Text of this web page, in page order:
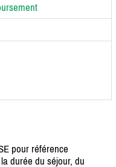
pour référence
durée du séjour, du